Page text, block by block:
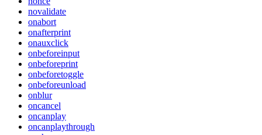
novalidate
onabort
onafterprint
onauxclick
onbeforeinput
onbeforeprint
onbeforetoggle
onbeforeunload
onblur
oncancel
oncanplay
oncanplaythrough